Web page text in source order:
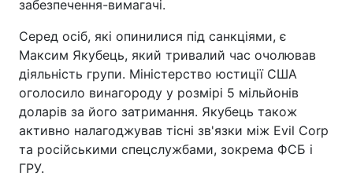
забезпечення-вимагачі.
Серед осіб, які опинилися під санкціями, є
Максим Якубець, який тривалий час очолював
діяльність групи. Міністерство юстиції США
оголосило винагороду у розмірі 5 мільйонів
доларів за його затримання. Якубець також
активно налагоджував тісні зв'язки між Evil Corp
та російськими спецслужбами, зокрема ФСБ і
ГРУ.